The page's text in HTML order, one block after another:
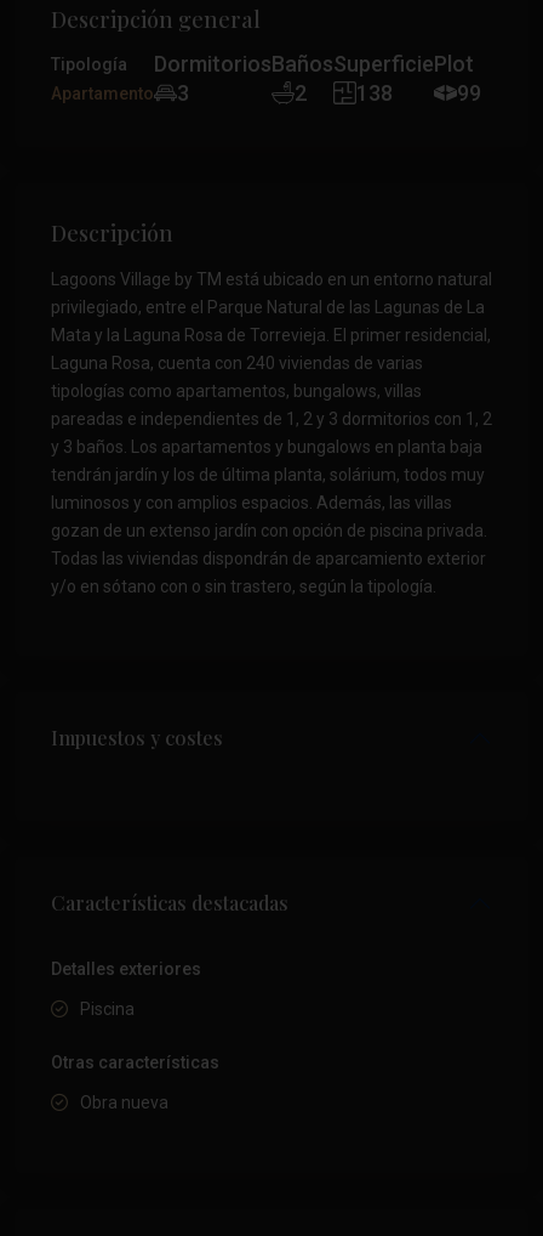
Descripción general
Tipología
Apartamento
Dormitorios
3
Baños
2
Superficie
138
Plot
99
Descripción
Lagoons Village by TM está ubicado en un entorno natural
privilegiado, entre el Parque Natural de las Lagunas de La
Mata y la Laguna Rosa de Torrevieja. El primer residencial,
Laguna Rosa, cuenta con 240 viviendas de varias
tipologías como apartamentos, bungalows, villas
pareadas e independientes de 1, 2 y 3 dormitorios con 1, 2
y 3 baños. Los apartamentos y bungalows en planta baja
tendrán jardín y los de última planta, solárium, todos muy
luminosos y con amplios espacios. Además, las villas
gozan de un extenso jardín con opción de piscina privada.
Todas las viviendas dispondrán de aparcamiento exterior
y/o en sótano con o sin trastero, según la tipología.
Impuestos y costes
Características destacadas
Detalles exteriores
Piscina
Otras características
Obra nueva